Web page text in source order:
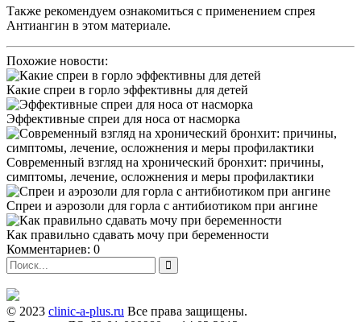
Также рекомендуем ознакомиться с применением спрея
Антиангин в этом материале.
Похожие новости:
Какие спреи в горло эффективны для детей
Эффективные спреи для носа от насморка
Современный взгляд на хронический бронхит: причины,
симптомы, лечение, осложнения и меры профилактики
Спреи и аэрозоли для горла с антибиотиком при ангине
Как правильно сдавать мочу при беременности
Комментариев: 0
© 2023 clinic-a-plus.ru Все права защищены.